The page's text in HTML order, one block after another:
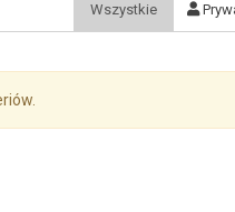
Wszystkie